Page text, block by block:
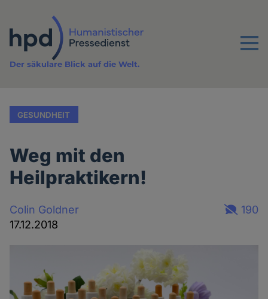
Inhalt
Menu
Der säkulare Blick auf die Welt.
GESUNDHEIT
Weg mit den
Heilpraktikern!
Colin Goldner
17.12.2018
190